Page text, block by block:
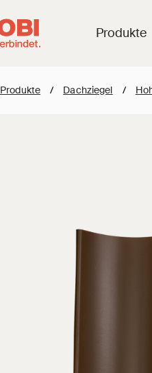
Produkte
Produkte / Dachziegel /